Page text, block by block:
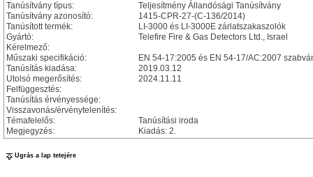
Tanúsítvány típus:
Teljesítmény Állandósági Tanúsítvány
Tanúsítvány azonosító:
1415-CPR-27-(C-136/2014)
Tanúsított termék:
LI-3000 és LI-3000E zárlatszakaszolók
Gyártó:
Telefire Fire & Gas Detectors Ltd., Israel
Kérelmező:
Műszaki specifikáció:
EN 54-17:2005 és EN 54-17/AC:2007
Tanúsítás kiadása:
2019.03.12
Utolsó megerősítés:
2024.11.11
Felfüggesztés:
Tanúsítás érvényessége:
Visszavonás/érvénytelenítés:
Témafelelős:
Tanúsítási iroda
Megjegyzés:
Kiadás: 2.
Ugrás a lap tetejére